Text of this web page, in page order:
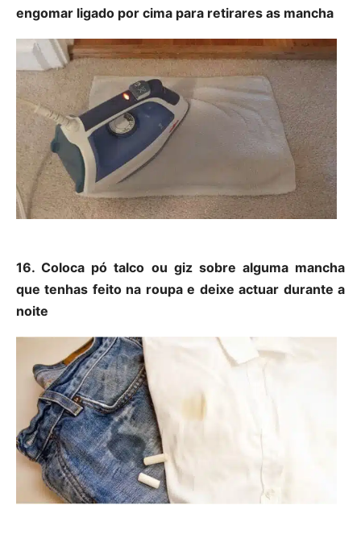
engomar ligado por cima para retirares as mancha
16. Coloca pótalco ou giz sobre alguma mancha
que tenhas feito na roupa e deixe actuar durante a
noite